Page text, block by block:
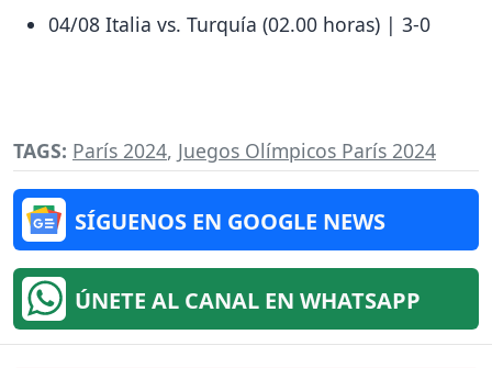
04/08 Italia vs. Turquía (02.00 horas) | 3-0
TAGS: París 2024, Juegos Olímpicos París 2024
SÍGUENOS EN GOOGLE NEWS
ÚNETE AL CANAL EN WHATSAPP